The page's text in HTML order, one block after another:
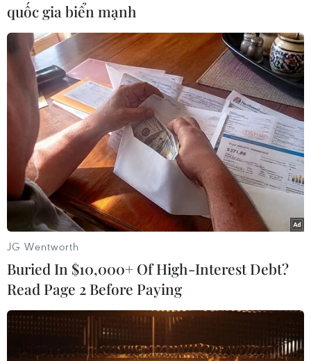
#Cameroon #Trẻ nhỏ thiệt mạng
#Tấn công
#Trường học
#Quốc gia tự trị
#Phần tử đòi ly khai
Cameroon
Theo dõi VietnamPlus
quốc gia biển mạnh
JG Wentworth
Buried In $10,000+ Of High-Interest Debt?
Read Page 2 Before Paying